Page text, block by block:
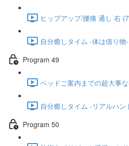
ヒップアップ/腰痛 通し 右
自分癒しタイム -体は借り物
Program 49
ベッドご案内までの超大事
自分癒しタイム -リアルハ
Program 50